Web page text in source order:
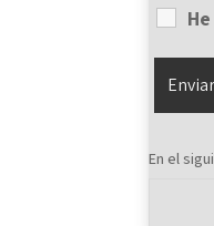
En el